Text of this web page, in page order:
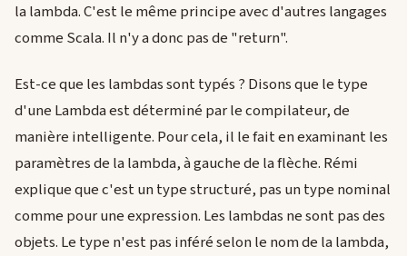
la lambda. C'est le même principe avec d'autres langages
comme Scala. Il n'y a donc pas de "return".
Est-ce que les lambdas sont typés ? Disons que le type
d'une Lambda est déterminé par le compilateur, de
manière intelligente. Pour cela, il le fait en examinant les
paramètres de la lambda, à gauche de la flèche. Rémi
explique que c'est un type structuré, pas un type nominal
comme pour une expression. Les lambdas ne sont pas des
objets. Le type n'est pas inféré selon le nom de la lambda,